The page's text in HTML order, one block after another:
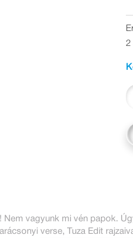
2
Nem vagyunk mi vén papok.
verse, Tuza Edit